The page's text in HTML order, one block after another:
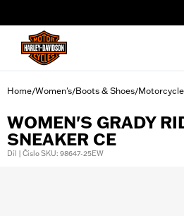
Home/Women's/Boots & Shoes/
WOMEN'S GRADY
SNEAKER CE
Díl | Číslo SKU: 98647-25EW